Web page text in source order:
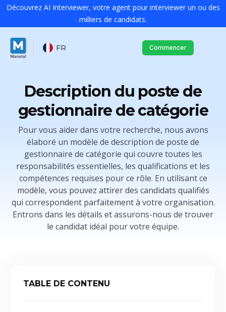
Découvrez AI Interviewer, votre agent pour interviewer un ou des
milliers de candidats.
FR Commencer
Description du poste de
gestionnaire de catégorie
Pour vous aider dans votre recherche, nous avons
élaboré un modèle de description de poste de
gestionnaire de catégorie qui couvre toutes les
responsabilités essentielles, les qualifications et les
compétences requises pour ce rôle. En utilisant ce
modèle, vous pouvez attirer des candidats qualifiés
qui correspondent parfaitement à votre organisation.
Entrons dans les détails et assurons-nous de trouver
le candidat idéal pour votre équipe.
TABLE DE CONTENU